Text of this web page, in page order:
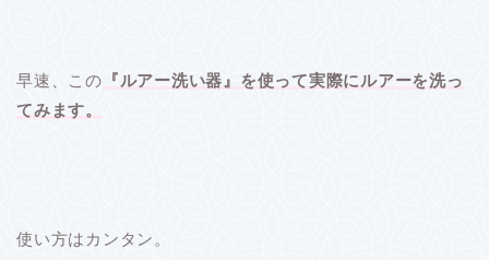
早速、この 『ルアー洗い器』を使って実際にルアーを洗っ
てみます。
使い方はカンタン。